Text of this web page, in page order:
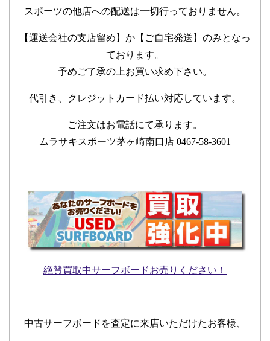
スポーツの他店への配送は一切行っておりません。
【運送会社の支店留め】か【ご自宅発送】のみとなっ
ております。
予めご了承の上お買い求め下さい。
代引き、クレジットカード払い対応しています。
ご注文はお電話にて承ります。
ムラサキスポーツ茅ヶ崎南口店 0467-58-3601
絶賛買取中サーフボードお売りください！
中古サーフボードを査定に来店いただけたお客様、